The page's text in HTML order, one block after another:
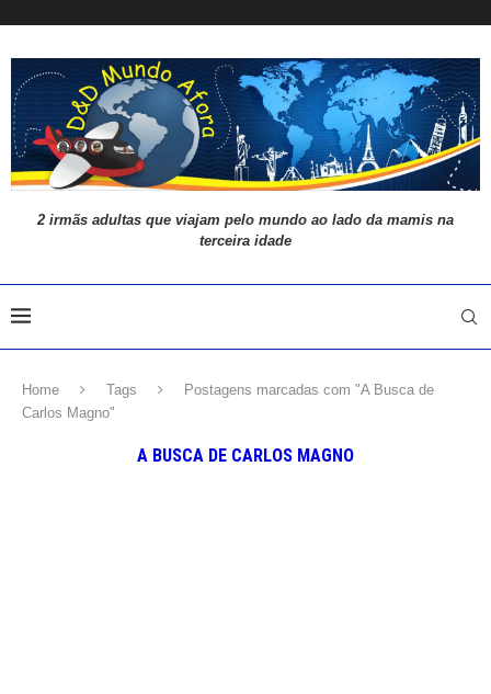
2 irmãs adultas que viajam pelo mundo ao lado da mamis na
terceira idade
Home Tags
Postagens marcadas com "A Busca de
Carlos Magno"
A BUSCA DE CARLOS MAGNO